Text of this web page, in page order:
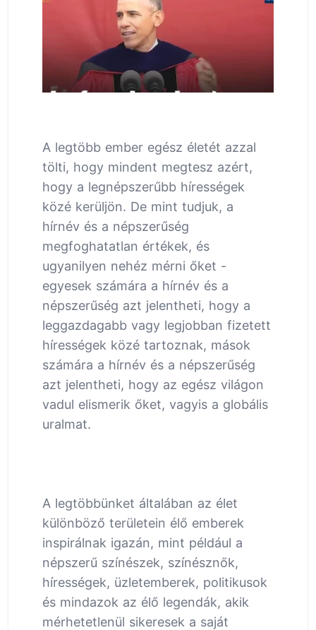
A legtöbb ember egész életét azzal
tölti, hogy mindent megtesz azért,
hogy a legnépszerűbb hírességek
közé kerüljön. De mint tudjuk, a
hírnév és a népszerűség
megfoghatatlan értékek, és
ugyanilyen nehéz mérni őket -
egyesek számára a hírnév és a
népszerűség azt jelentheti, hogy a
leggazdagabb vagy legjobban fizetett
hírességek közé tartoznak, mások
számára a hírnév és a népszerűség
azt jelentheti, hogy az egész világon
vadul elismerik őket, vagyis a globális
uralmat.
A legtöbbünket általában az élet
különböző területein élő emberek
inspirálnak igazán, mint például a
népszerű színészek, színésznők,
hírességek, üzletemberek, politikusok
és mindazok az élő legendák, akik
mérhetetlenül sikeresek a saját